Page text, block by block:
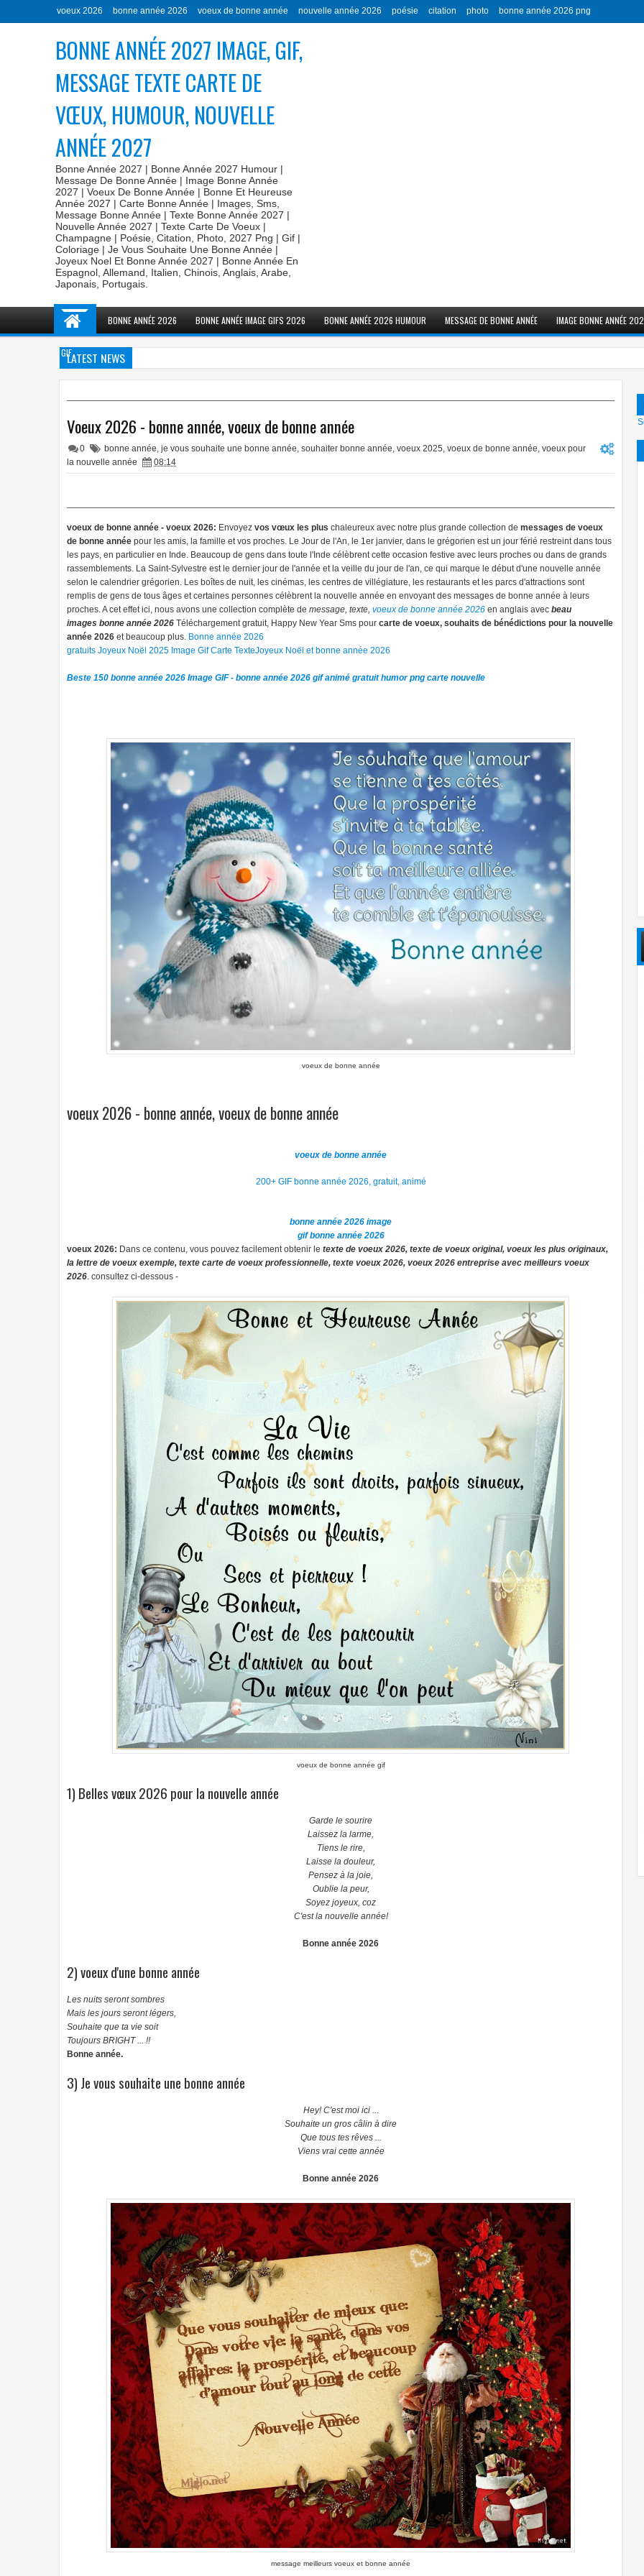
voeux 2026 bonne année 2026 voeux de bonne année nouvelle année 2026 poésie citation photo bonne année 2026 png
BONNE ANNÉE 2027 IMAGE, GIF,
MESSAGE TEXTE CARTE DE
VŒUX, HUMOUR, NOUVELLE
ANNÉE 2027
Bonne Année 2027 | Bonne Année 2027 Humour |
Message De Bonne Année | Image Bonne Année
2027 | Voeux De Bonne Année | Bonne Et Heureuse
Année 2027 | Carte Bonne Année | Images, Sms,
Message Bonne Année | Texte Bonne Année 2027 |
Nouvelle Année 2027 | Texte Carte De Voeux |
Champagne | Poésie, Citation, Photo, 2027 Png | Gif |
Coloriage | Je Vous Souhaite Une Bonne Année |
Joyeux Noel Et Bonne Année 2027 | Bonne Année En
Espagnol, Allemand, Italien, Chinois, Anglais, Arabe,
Japonais, Portugais.
BONNE ANNÉE 2026 BONNE ANNÉE IMAGE GIFS 2026 BONNE ANNÉE 2026 HUMOUR MESSAGE DE BONNE ANNÉE IMAGE BONNE ANNÉE
GIFLATEST NEWS
Voeux 2026 - bonne année, voeux de bonne année
0 bonne année, je vous souhaite une bonne année, souhaiter bonne année, voeux 2025, voeux de bonne année, voeux pour
la nouvelle année
08:14
voeux de bonne année - voeux 2026: Envoyez vos vœux les plus chaleureux avec notre plus grande collection de messages de voeux
de bonne année pour les amis, la famille et vos proches. Le Jour de l'An, le 1er janvier, dans le grégorien est un jour férié restreint dans tous
les pays, en particulier en Inde. Beaucoup de gens dans toute l'Inde célèbrent cette occasion festive avec leurs proches ou dans de grands
rassemblements. La Saint-Sylvestre est le dernier jour de l'année et la veille du jour de l'an, ce qui marque le début d'une nouvelle année
selon le calendrier grégorien. Les boîtes de nuit, les cinémas, les centres de villégiature, les restaurants et les parcs d'attractions sont
remplis de gens de tous âges et certaines personnes célèbrent la nouvelle année en envoyant des messages de bonne année à leurs
proches. A cet effet ici, nous avons une collection complète de message, texte, voeux de bonne année 2026 en anglais avec beau
images bonne année 2026 Téléchargement gratuit, Happy New Year Sms pour carte de voeux, souhaits de bénédictions pour la nouvelle
année 2026 et beaucoup plus. Bonne année 2026
gratuits Joyeux Noël 2025 Image Gif Carte TexteJoyeux Noël et bonne année 2026
Beste 150 bonne année 2026 Image GIF - bonne année 2026 gif animé gratuit humor png carte nouvelle
voeux de bonne année
voeux 2026 - bonne année, voeux de bonne année
voeux de bonne année
200+ GIF bonne année 2026, gratuit, animé
bonne année 2026 image
gif bonne année 2026
voeux 2026: Dans ce contenu, vous pouvez facilement obtenir le texte de voeux 2026, texte de voeux original, voeux les plus originaux,
la lettre de voeux exemple, texte carte de voeux professionnelle, texte voeux 2026, voeux 2026 entreprise avec meilleurs voeux
2026. consultez ci-dessous -
voeux de bonne année gif
1) Belles vœux 2026 pour la nouvelle année
Garde le sourire
Laissez la larme,
Tiens le rire,
Laisse la douleur,
Pensez à la joie,
Oublie la peur,
Soyez joyeux, coz
C'est la nouvelle année!
Bonne année 2026
2) voeux d'une bonne année
Les nuits seront sombres
Mais les jours seront légers,
Souhaite que ta vie soit
Toujours BRIGHT ... !!
Bonne année.
3) Je vous souhaite une bonne année
Hey! C'est moi ici ...
Souhaite un gros câlin à dire
Que tous tes rêves ...
Viens vrai cette année
Bonne année 2026
message meilleurs voeux et bonne année